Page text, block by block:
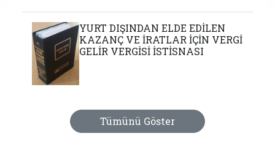
YURT DIŞINDAN ELDE EDİLEN
KAZANÇ VE İRATLAR İÇİN VERGİ
GELİR VERGİSİ İSTİSNASI
Tümünü Göster